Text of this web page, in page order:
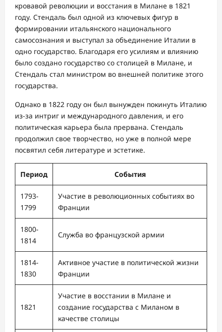
кровавой революции и восстания в Милане в 1821
году. Стендаль был одной из ключевых фигур в
формировании итальянского национального
самосознания и выступал за объединение Италии в
одно государство. Благодаря его усилиям и влиянию
было создано государство со столицей в Милане, и
Стендаль стал министром во внешней политике этого
государства.
Однако в 1822 году он был вынужден покинуть Италию
из-за интриг и международного давления, и его
политическая карьера была прервана. Стендаль
продолжил свое творчество, но уже в полной мере
посвятил себя литературе и эстетике.
Период События
1793-
1799
Участие в революционных событиях во
Франции
1800-
1814
Служба во французской армии
1814-
1830
Активное участие в политической жизни
Франции
1821
Участие в восстании в Милане и
создание государства с Миланом в
качестве столицы